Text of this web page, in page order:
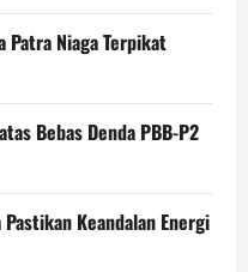
Niaga Terpikat
Bebas Denda PBB-P2
Keandalan Energi